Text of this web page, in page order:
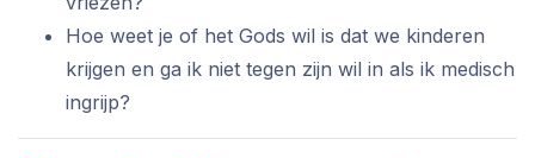
Hoe weet je of het Gods wil is dat we kinderen
krijgen en ga ik niet tegen zijn wil in als ik medisch
ingrijp?